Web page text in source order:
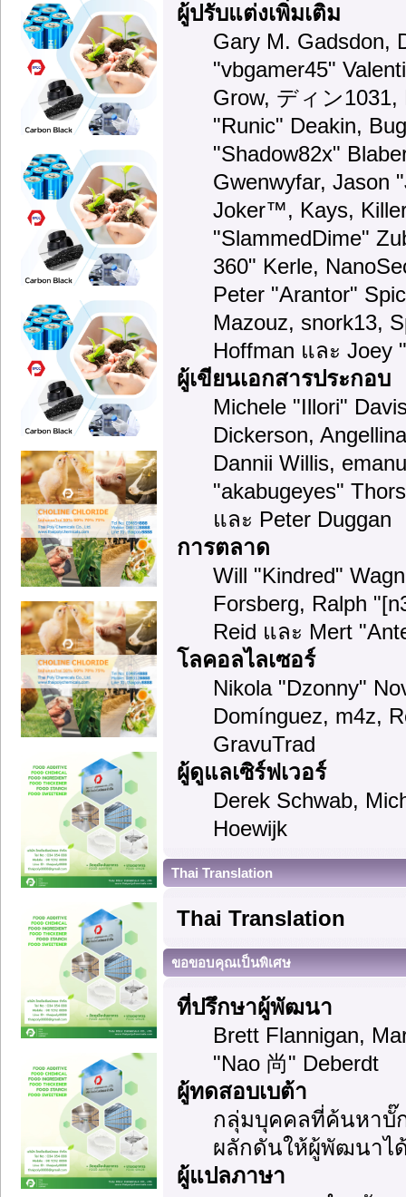
ผู้ปรับแต่งเพิ่มเติม
Gary M. Gadsdon,
"vbgamer45"
Grow, ディン1031,
"Runic" Deakin,
"Shadow82x"
Gwenwyfar, Jason
Joker™, Kays,
"SlammedDime"
360" Kerle,
Peter "Arantor"
Mazouz, snork13,
Hoffman และ Joey
ผู้เขียนเอกสารประกอบ
Michele "Illori"
Dickerson,
Dannii Willis,
"akabugeyes"
และ Peter Duggan
การตลาด
Will "Kindred"
Forsberg, Ralph
Reid และ Mert
โลคอลไลเซอร์
Nikola "Dzonny"
Domínguez, m4z,
GravuTrad
ผู้ดูแลเซิร์ฟเวอร์
Derek Schwab,
Hoewijk
Thai Translation
Thai Translation
ขอขอบคุณเป็นพิเศษ
ที่ปรึกษาผู้พัฒนา
Brett Flannigan,
"Nao 尚" Deberdt
ผู้ทดสอบเบต้า
กลุ่มบุคคลที่ค้นหาบั๊
ผลักดันให้ผู้พัฒนาไ
ผู้แปลภาษา